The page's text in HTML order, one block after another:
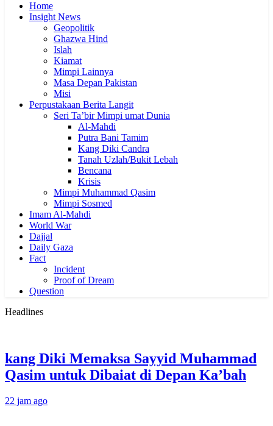
Home
Insight News
Geopolitik
Ghazwa Hind
Islah
Kiamat
Mimpi Lainnya
Masa Depan Pakistan
Misi
Perpustakaan Berita Langit
Seri Ta’bir Mimpi umat Dunia
Al-Mahdi
Putra Bani Tamim
Kang Diki Candra
Tanah Uzlah/Bukit Lebah
Bencana
Krisis
Mimpi Muhammad Qasim
Mimpi Sosmed
Imam Al-Mahdi
World War
Dajjal
Daily Gaza
Fact
Incident
Proof of Dream
Question
Headlines
kang Diki Memaksa Sayyid Muhammad
Qasim untuk Dibaiat di Depan Ka’bah
22 jam ago